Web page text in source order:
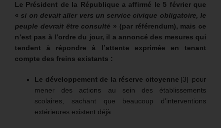
Le Président de la République a affirmé le 5 février que
«si on devait aller vers un service civique obligatoire, le
peuple devrait être consulté » (par référendum), mais ce
n’est pas à l’ordre du jour, il a annoncé des mesures qui
tendent à répondre à l’attente exprimée en tenant
compte des freins existants :
Le développement de la réserve citoyenne [3] pour
mener des actions au sein des établissements
scolaires, sachant que beaucoup d’interventions
extérieures existent déjà.